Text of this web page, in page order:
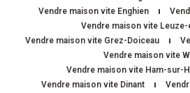
Vendre maison vite Enghien
Vendre maison vite Leuze-
Vendre maison vite Grez-Doiceau
Vendre maison vite
Vendre maison vite Ham-sur-
Vendre maison vite Dinant